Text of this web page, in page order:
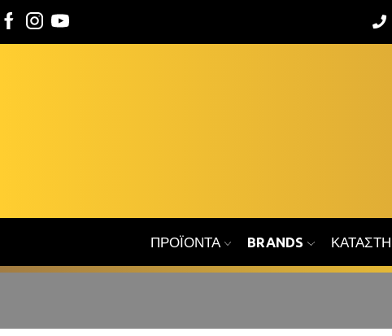
ΠΡΟΪΌΝΤΑ BRANDS